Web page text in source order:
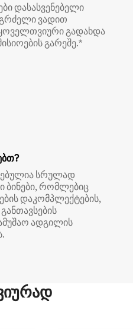
დასასვენებელი
ვადით
გადახდა
გარეშე.*
სრულად
რომლებიც
დაკომპლექტების,
ადგილის